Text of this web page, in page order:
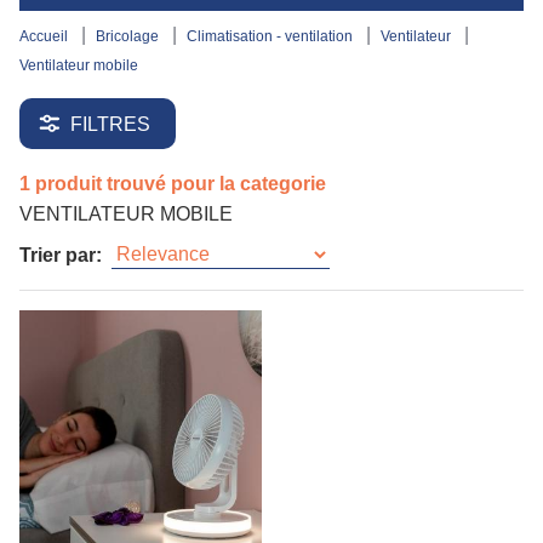
accueil bricolage climatisation - ventilation
ventilateur
ventilateur mobile
FILTRES
1 produit trouvé pour la categorie
VENTILATEUR MOBILE
Trier par: